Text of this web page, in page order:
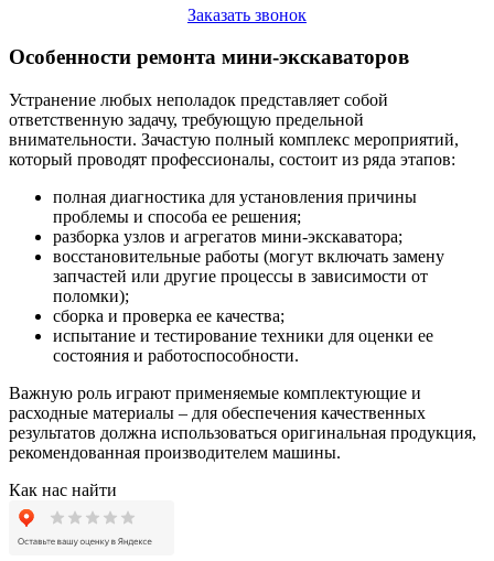
Заказать звонок
Особенности ремонта мини-экскаваторов
Устранение любых неполадок представляет собой
ответственную задачу, требующую предельной
внимательности. Зачастую полный комплекс мероприятий,
который проводят профессионалы, состоит из ряда этапов:
полная диагностика для установления причины
проблемы и способа ее решения;
разборка узлов и агрегатов мини-экскаватора;
восстановительные работы (могут включать замену
запчастей или другие процессы в зависимости от
поломки);
сборка и проверка ее качества;
испытание и тестирование техники для оценки ее
состояния и работоспособности.
Важную роль играют применяемые комплектующие и
расходные материалы – для обеспечения качественных
результатов должна использоваться оригинальная продукция,
рекомендованная производителем машины.
Как нас найти